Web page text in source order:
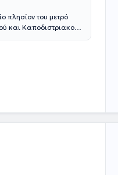
πλησίον του μετρό
και Καποδιστριακού
,
Ασχολήθηκε με τις
θεραπείες με car
Αγία Σοφία .